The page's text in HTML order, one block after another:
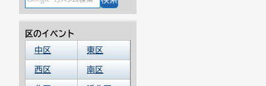
区のイベント
中区
東区
西区 南区